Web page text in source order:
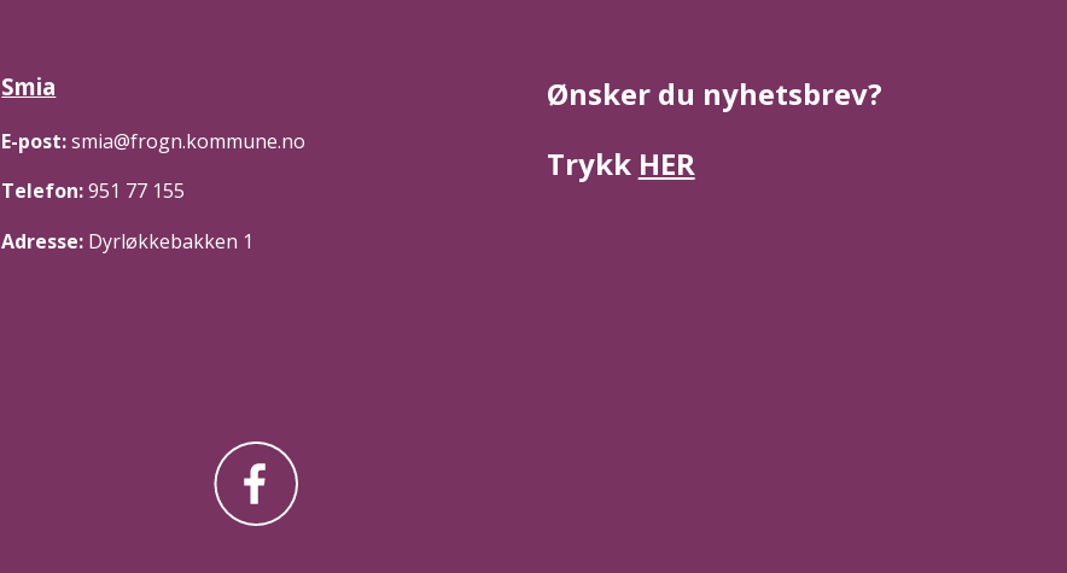
Smia
E-post:smia@frogn.kommune.no
Telefon:951 77 155
Adresse: Dyrløkkebakken 1
Ønsker du nyhetsbrev?
Trykk HER